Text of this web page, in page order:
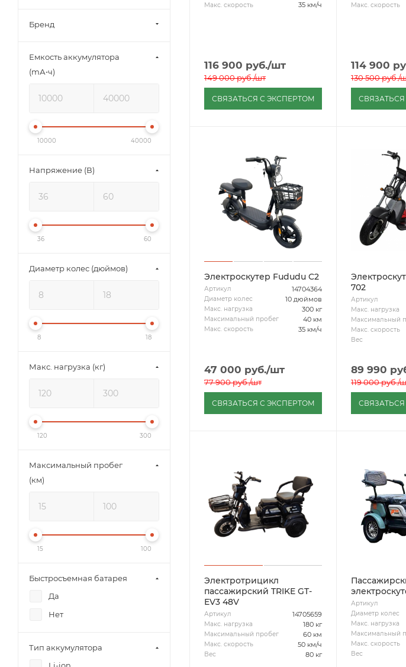
Макс. скорость 35 км/ч
116 900 руб./шт
149 000руб./шт
СВЯЗАТЬСЯ С ЭКСПЕРТОМ
Макс. скорость
114 900
130 500руб./
Электроскутер Fududu C2
Артикул 14704364
Диаметр колес 10 дюймов
Макс. нагрузка 300 кг
Максимальный пробег 40 км
Макс. скорость 35 км/ч
47 000 руб./шт
77 900руб./шт
СВЯЗАТЬСЯ С ЭКСПЕРТОМ
702
Артикул
Макс. нагрузка
Максимальный
Макс. скорость
Вес
89 990
119 000руб./
Электротрицикл
пассажирский TRIKE GT-
EV3 48V
Артикул 14705659
Макс. нагрузка 180 кг
Максимальный пробег 60 км
Макс. скорость 50 км/ч
Вес 80 кг
Артикул
Диаметр колес
Макс. нагрузка
Максимальный
Макс. скорость
Вес
Бренд
Емкость аккумулятора
(mА⋅ч)
10000 40000
Напряжение (В)
36 60
Диаметр колес (дюймов)
8 18
Макс. нагрузка (кг)
120 300
Максимальный пробег
(км)
15 100
Быстросъемная батарея
Да
Нет
Тип аккумулятора